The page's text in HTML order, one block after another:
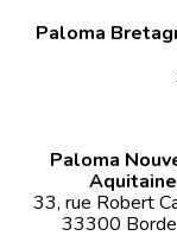
Paloma
Paloma
Aquitaine
33, rue Robert
33300